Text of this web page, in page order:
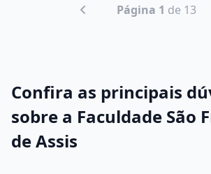
Página 1 de 13
Confira as principais
sobre a Faculdade São
de Assis